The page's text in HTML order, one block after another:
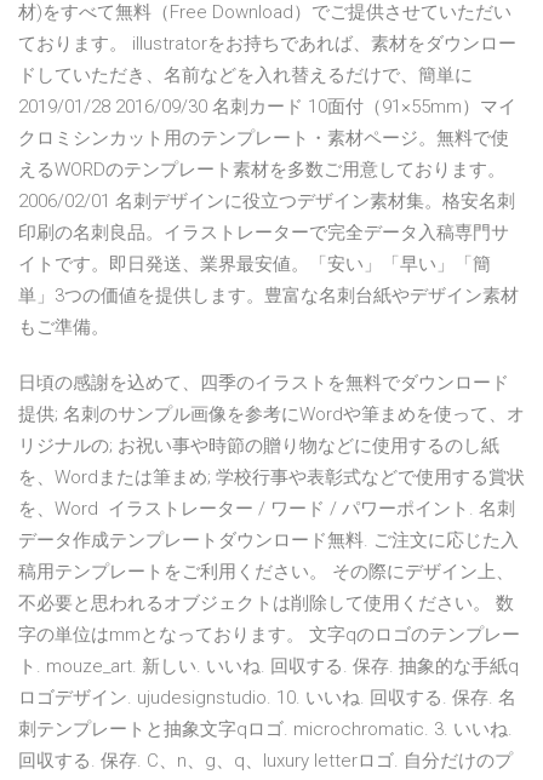
材)をすべて無料（Free Download）でご提供させていただい
ております。 illustratorをお持ちであれば、素材をダウンロー
ドしていただき、名前などを入れ替えるだけで、簡単に
2019/01/28 2016/09/30 名刺カード 10面付（91×55mm）マイ
クロミシンカット用のテンプレート・素材ページ。無料で使
えるWORDのテンプレート素材を多数ご用意しております。
2006/02/01 名刺デザインに役立つデザイン素材集。格安名刺
印刷の名刺良品。イラストレーターで完全データ入稿専門サ
イトです。即日発送、業界最安値。「安い」「早い」「簡
単」3つの価値を提供します。豊富な名刺台紙やデザイン素材
もご準備。
日頃の感謝を込めて、四季のイラストを無料でダウンロード
提供; 名刺のサンプル画像を参考にWordや筆まめを使って、オ
リジナルの; お祝い事や時節の贈り物などに使用するのし紙
を、Wordまたは筆まめ; 学校行事や表彰式などで使用する賞状
を、Word イラストレーター / ワード / パワーポイント. 名刺
データ作成テンプレートダウンロード無料. ご注文に応じた入
稿用テンプレートをご利用ください。 その際にデザイン上、
不必要と思われるオブジェクトは削除して使用ください。 数
字の単位はmmとなっております。 文字qのロゴのテンプレー
ト. mouze_art. 新しい. いいね. 回収する. 保存. 抽象的な手紙q
ロゴデザイン. ujudesignstudio. 10. いいね. 回収する. 保存. 名
刺テンプレートと抽象文字qロゴ. microchromatic. 3. いいね.
回収する. 保存. C、n、g、q、luxury letterロゴ. 自分だけのプ